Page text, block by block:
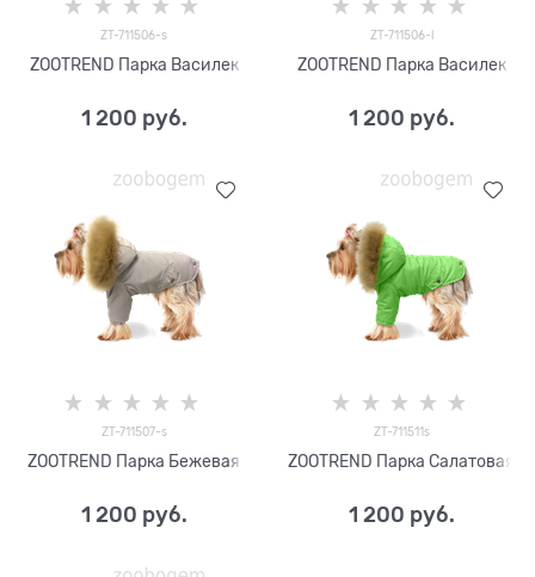
ZT-711506-s
ZOOTREND Парка Василек
1 200 руб.
ZT-711506-l
ZOOTREND Парка Василек
1 200 руб.
ZT-711507-s
ZOOTREND Парка Бежевая
1 200 руб.
ZT-711511s
ZOOTREND Парка Салатовая
1 200 руб.